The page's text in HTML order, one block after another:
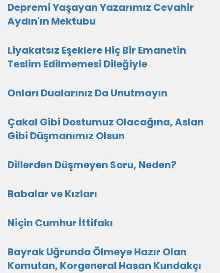
Depremi Yaşayan Yazarımız Cevahir
Aydın'ın Mektubu
Liyakatsız Eşeklere Hiç Bir Emanetin
Teslim Edilmemesi Dileğiyle
Onları Dualarınız Da Unutmayın
Çakal Gibi Dostumuz Olacağına, Aslan
Gibi Düşmanımız Olsun
Dillerden Düşmeyen Soru, Neden?
Babalar ve Kızları
Niçin Cumhur İttifakı
Bayrak Uğrunda Ölmeye Hazır Olan
Komutan, Korgeneral Hasan Kundakçı